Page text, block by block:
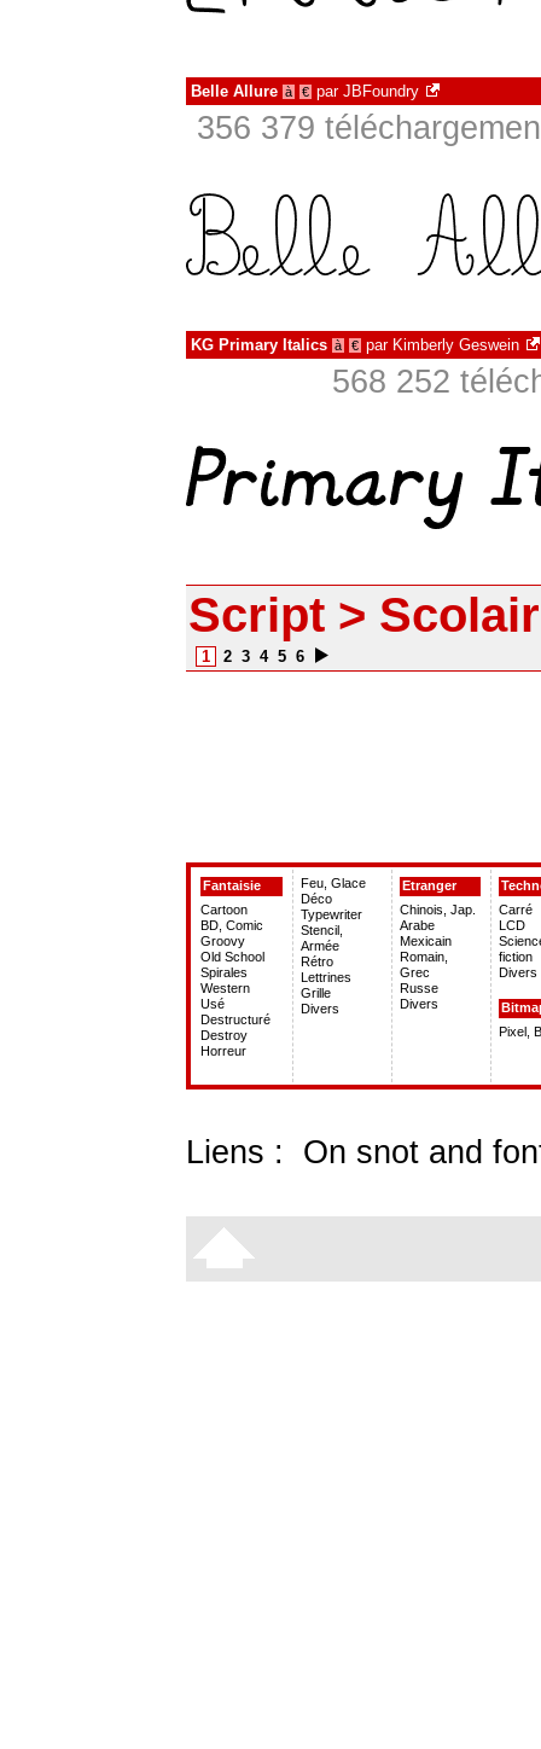
Belle Allure à € par JBFoundry
356 379
KG Primary Italics à € par Kimberly Geswein
568 252
Script >
1 2 3 4 5 6
Fantaisie
Cartoon
BD, Comic
Groovy
Old School
Spirales
Western
Usé
Destructuré
Destroy
Horreur
Feu, Glace
Déco
Typewriter
Stencil,
Armée
Rétro
Lettrines
Grille
Divers
Etranger
Chinois, Jap.
Arabe
Mexicain
Romain,
Grec
Russe
Divers
Carré
LCD
fiction
Divers
Pixel,
Liens : On snot and